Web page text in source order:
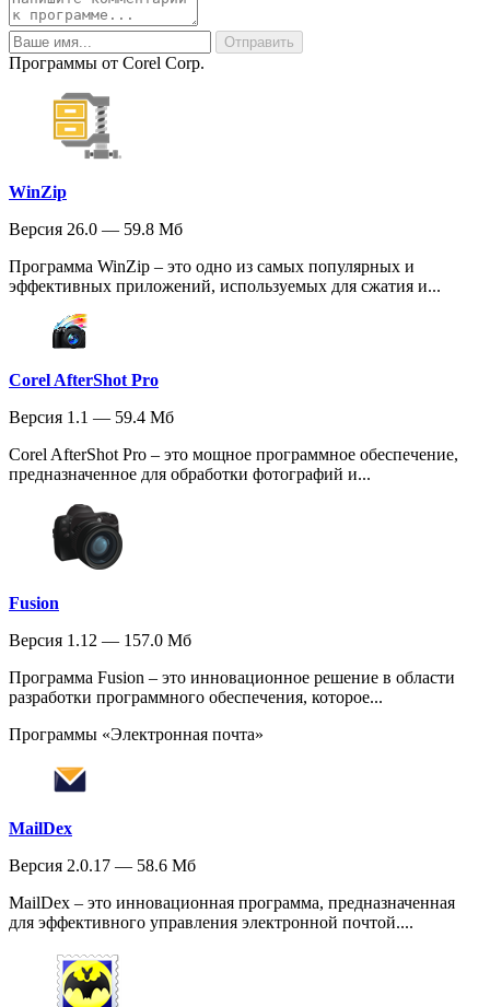
Программы от Corel Corp.
WinZip
Версия 26.0 — 59.8 Мб
Программа WinZip – это одно из самых популярных и
эффективных приложений, используемых для сжатия и...
Corel AfterShot Pro
Версия 1.1 — 59.4 Мб
Corel AfterShot Pro – это мощное программное обеспечение,
предназначенное для обработки фотографий и...
Fusion
Версия 1.12 — 157.0 Мб
Программа Fusion – это инновационное решение в области
разработки программного обеспечения, которое...
Программы «Электронная почта»
MailDex
Версия 2.0.17 — 58.6 Мб
MailDex – это инновационная программа, предназначенная
для эффективного управления электронной почтой....